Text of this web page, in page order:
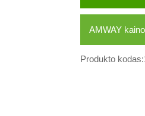
AMWAY
Produkto